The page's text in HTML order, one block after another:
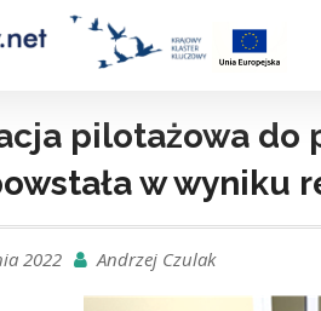
pilotażowa do
w wyniku
2022 Andrzej Czulak